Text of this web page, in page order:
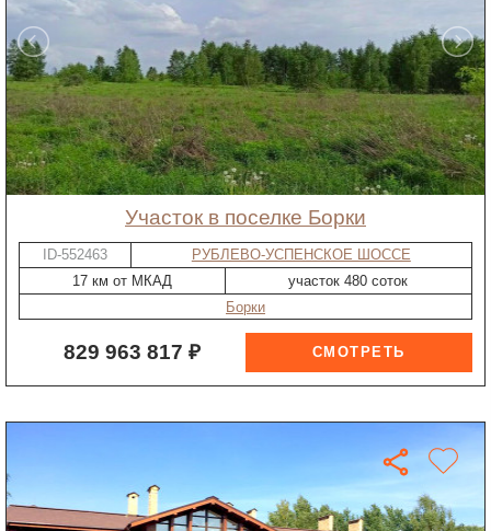
участок в поселке Борки
ID-552463
РУБЛЕВО-УСПЕНСКОЕ ШОССЕ
17 км от МКАД
участок 480 соток
Борки
829 963 817 ₽